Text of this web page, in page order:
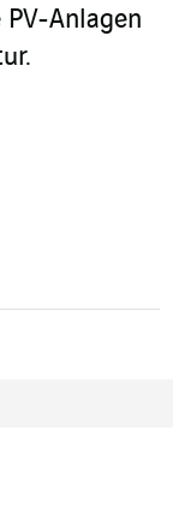
Anlagen